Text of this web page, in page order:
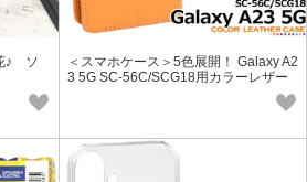
♪ ソ
＜スマホケース＞5色展開！ Galaxy A2
3 5G SC-56C/SCG18用カラーレザー